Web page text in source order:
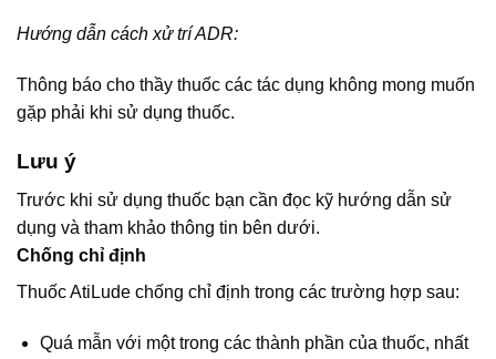
Hướng dẫn cách xử trí ADR:
Thông báo cho thầy thuốc các tác dụng không mong muốn
gặp phải khi sử dụng thuốc.
Lưu ý
Trước khi sử dụng thuốc bạn cần đọc kỹ hướng dẫn sử
dụng và tham khảo thông tin bên dưới.
Chống chỉ định
Thuốc AtiLude chống chỉ định trong các trường hợp sau:
Quá mẫn với một trong các thành phần của thuốc, nhất